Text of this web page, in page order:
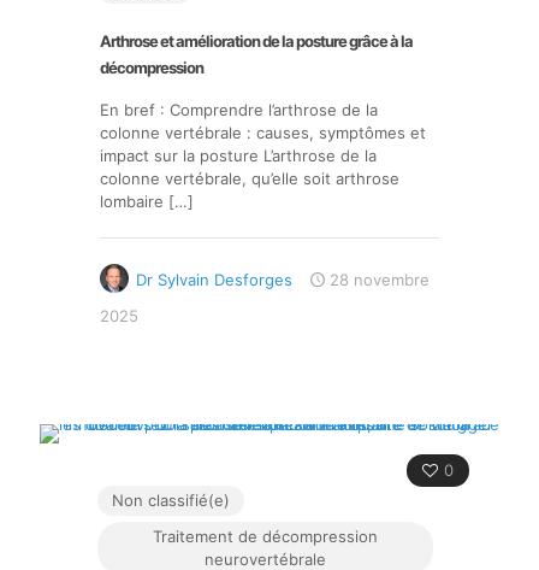
Arthrose et amélioration de la posture grâce à la
décompression
En bref : Comprendre l’arthrose de la
colonne vertébrale : causes, symptômes et
impact sur la posture L’arthrose de la
colonne vertébrale, qu’elle soit arthrose
lombaire […]
Dr Sylvain Desforges
28 novembre
2025
0
Non classifié(e)
Traitement de décompression
neurovertébrale